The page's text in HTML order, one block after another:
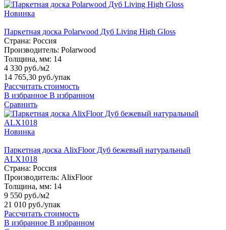
Новинка
Паркетная доска Polarwood Дуб Living High Gloss
Страна: Россия
Производитель: Polarwood
Толщина, мм: 14
4 330 руб./м2
14 765,30 руб./упак
Рассчитать стоимость
В избранное В избранном
Сравнить
Новинка
Паркетная доска AlixFloor Дуб бежевый натуральный
ALX1018
Страна: Россия
Производитель: AlixFloor
Толщина, мм: 14
9 550 руб./м2
21 010 руб./упак
Рассчитать стоимость
В избранное В избранном